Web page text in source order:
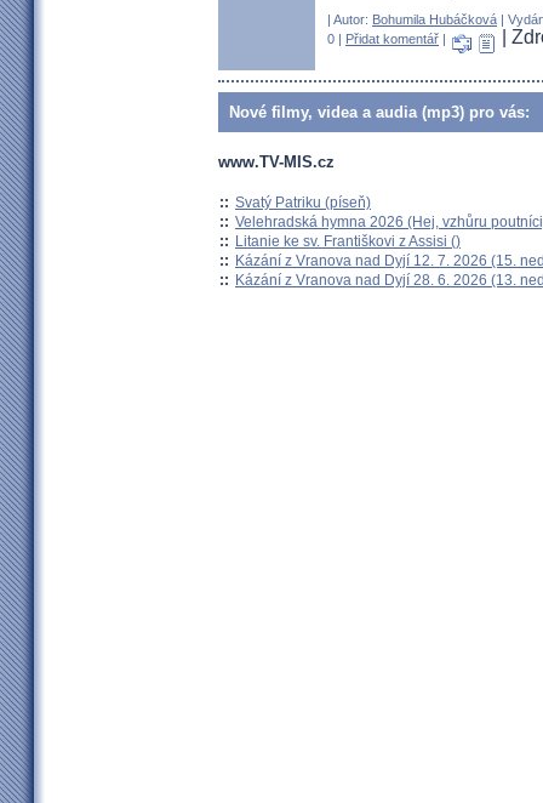
| Autor: Bohumila Hubáčková |
0 | Přidat komentář | |
Nové filmy, videa a audia (mp3) pro vás:
www.TV-MIS.cz
:: Svatý Patriku (píseň)
:: Velehradská hymna 2026 (Hej, vzhůru
:: Litanie ke sv. Františkovi z Assisi ()
:: Kázání z Vranova nad Dyjí 12. 7. 2026 (15.
:: Kázání z Vranova nad Dyjí 28. 6. 2026 (13.